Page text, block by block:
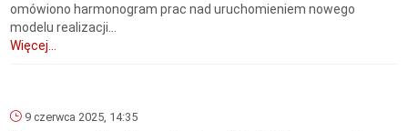
omówiono harmonogram prac nad uruchomieniem nowego
modelu realizacji...
Więcej...
9 czerwca 2025, 14:35